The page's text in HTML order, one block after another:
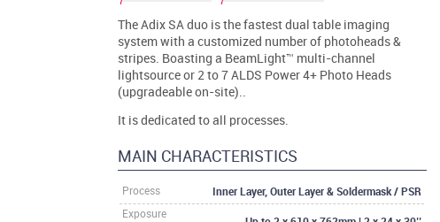
The Adix SA duo is the fastest dual table imaging
system with a customized number of photoheads &
stripes. Boasting a BeamLight™ multi-channel
lightsource or 2 to 7 ALDS Power 4+ Photo Heads
(upgradeable on-site)..
It is dedicated to all processes.
MAIN CHARACTERISTICS
Process Inner Layer, Outer Layer & Soldermask / PSR
Exposure